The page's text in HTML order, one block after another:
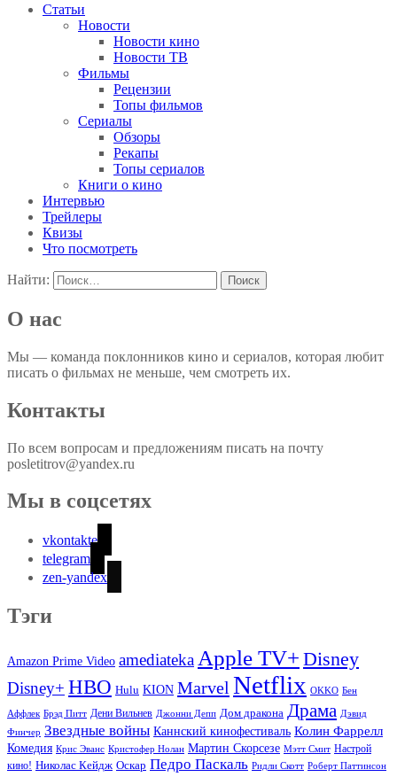
Статьи
Новости
Новости кино
Новости ТВ
Фильмы
Рецензии
Топы фильмов
Сериалы
Обзоры
Рекапы
Топы сериалов
Книги о кино
Интервью
Трейлеры
Квизы
Что посмотреть
Найти:
О нас
Мы — команда поклонников кино и сериалов, которая любит
писать о фильмах не меньше, чем смотреть их.
Контакты
По всем вопросам и предложениям писать на почту
posletitrov@yandex.ru
Мы в соцсетях
vkontakte
telegram
zen-yandex
Тэги
Amazon Prime Video amediateka Apple TV+ Disney
Disney+ HBO Hulu KION Marvel Netflix OKKO Бен
Аффлек Брэд Питт Дени Вильнев Джонни Депп Дом дракона Драма Дэвид
Финчер Звездные войны Каннский кинофестиваль Колин Фаррелл
Комедия Крис Эванс Кристофер Нолан Мартин Скорсезе Мэтт Смит Настрой
кино! Николас Кейдж Оскар Педро Паскаль Ридли Скотт Роберт Паттинсон